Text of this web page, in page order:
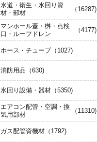
水道・衛生・水回り資
材・部材
（16287)
マンホール蓋・桝・点検
口・ルーフドレン
（4177)
ホース・チューブ （1027)
消防用品 （630)
水回り設備・器材 （5350)
エアコン配管・空調・換
気用部材
（11310)
ガス配管資機材 （1792)